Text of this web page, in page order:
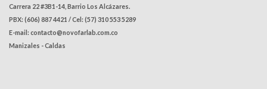
Carrera 22 #3B1-14, Barrio Los Alcázares.
PBX: (606) 887 4421 / Cel: (57) 310 553 5289
E-mail: contacto@novofarlab.com.co
Manizales - Caldas